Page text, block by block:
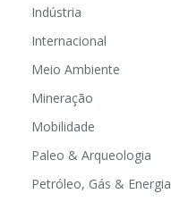
Indústria
Internacional
Meio Ambiente
Mineração
Mobilidade
Paleo & Arqueologia
Petróleo, Gás & Energia